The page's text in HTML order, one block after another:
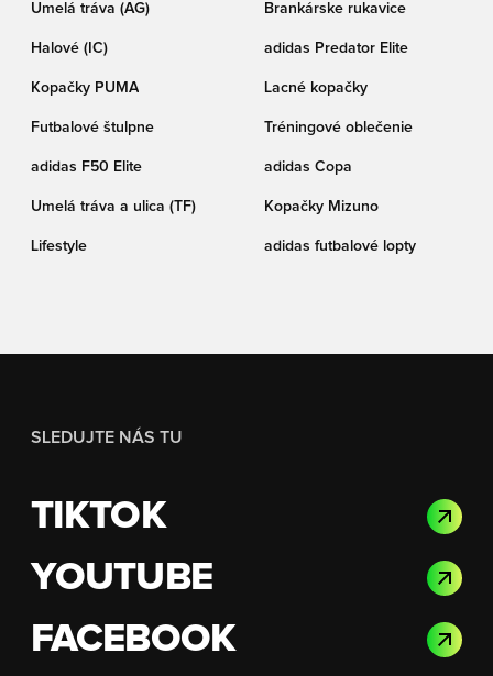
Umelá tráva (AG) Brankárske rukavice
Halové (IC) adidas Predator Elite
Kopačky PUMA Lacné kopačky
Futbalové štulpne Tréningové oblečenie
adidas F50 Elite adidas Copa
Umelá tráva a ulica (TF) Kopačky Mizuno
Lifestyle adidas futbalové lopty
SLEDUJTE NÁS TU
TIKTOK
YOUTUBE
FACEBOOK